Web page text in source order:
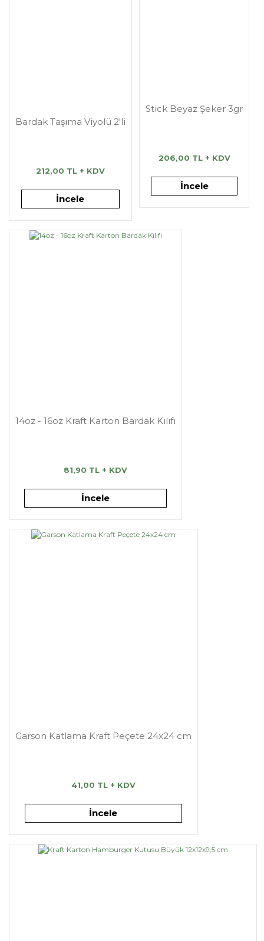
Bardak Taşıma Viyolü 2'li
212,00 TL + KDV
İncele
Stick Beyaz Şeker 3gr
206,00 TL + KDV
İncele
14oz - 16oz Kraft Karton Bardak Kılıfı
81,90 TL + KDV
İncele
Garson Katlama Kraft Peçete 24x24 cm
41,00 TL + KDV
İncele